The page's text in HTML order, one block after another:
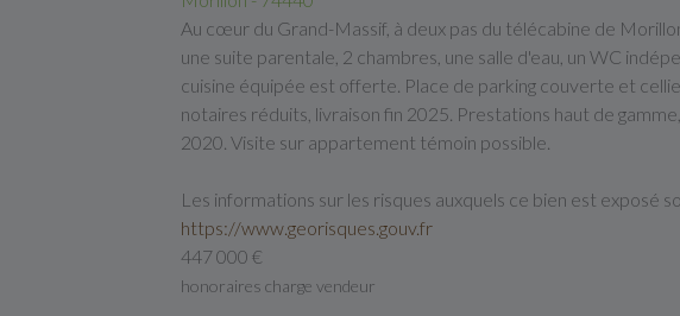
Au cœur du Grand-Massif, à deux pas du télécabine de
une suite parentale, 2 chambres, une salle d'eau, un WC
cuisine équipée est offerte. Place de parking couverte et
notaires réduits, livraison fin 2025. Prestations haut de
2020. Visite sur appartement témoin possible.
Les informations sur les risques auxquels ce bien est exposé
https://www.georisques.gouv.fr
447 000 €
honoraires charge vendeur